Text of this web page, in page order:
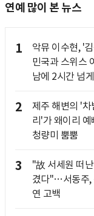
연예 많이 본 뉴스
1
악뮤 이수현, '
민국과 스위스
남에 2시간 넘
2
제주 해변의 '차
리'가 왜이리 예
청량미 뿜뿜
3
"故 서세원 떠
겼다"…서동주,
연 고백